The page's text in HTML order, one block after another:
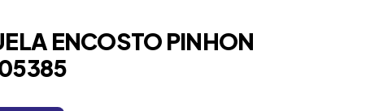
ENCOSTO PINHON